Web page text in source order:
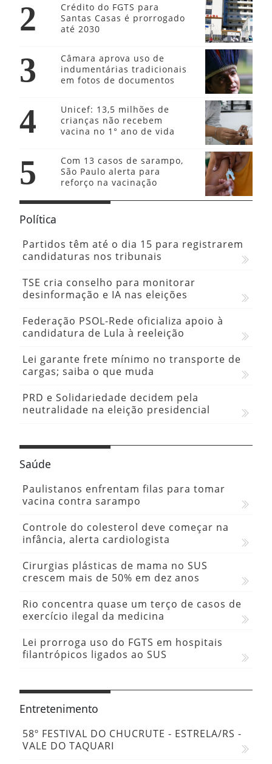
2
Crédito do FGTS para
Santas Casas é prorrogado
até 2030
3
Câmara aprova uso de
indumentárias tradicionais
em fotos de documentos
4
Unicef: 13,5 milhões de
crianças não recebem
vacina no 1° ano de vida
5
Com 13 casos de sarampo,
São Paulo alerta para
reforço na vacinação
Política
Partidos têm até o dia 15 para registrarem
candidaturas nos tribunais
TSE cria conselho para monitorar
desinformação e IA nas eleições
Federação PSOL-Rede oficializa apoio à
candidatura de Lula à reeleição
Lei garante frete mínimo no transporte de
cargas; saiba o que muda
PRD e Solidariedade decidem pela
neutralidade na eleição presidencial
Saúde
Paulistanos enfrentam filas para tomar
vacina contra sarampo
Controle do colesterol deve começar na
infância, alerta cardiologista
Cirurgias plásticas de mama no SUS
crescem mais de 50% em dez anos
Rio concentra quase um terço de casos de
exercício ilegal da medicina
Lei prorroga uso do FGTS em hospitais
filantrópicos ligados ao SUS
Entretenimento
58º FESTIVAL DO CHUCRUTE - ESTRELA/RS -
VALE DO TAQUARI